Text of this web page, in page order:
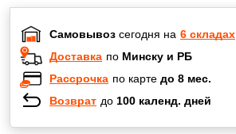
Самовывоз сегодня на 6 складах
Доставка по Минску и РБ
Рассрочка по карте до 8 мес.
Возврат до 100 календ. дней